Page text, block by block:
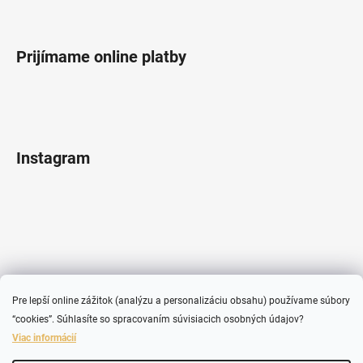
Pre lepší online zážitok (analýzu a personalizáciu obsahu) používame súbory
“cookies”. Súhlasíte so spracovaním súvisiacich osobných údajov?
Viac informácií
Prijímame online platby
Instagram